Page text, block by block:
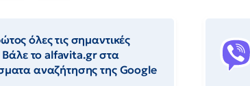
όλες τις σημαντικές
Βάλε το alfavita.gr στα
αναζήτησης της Google